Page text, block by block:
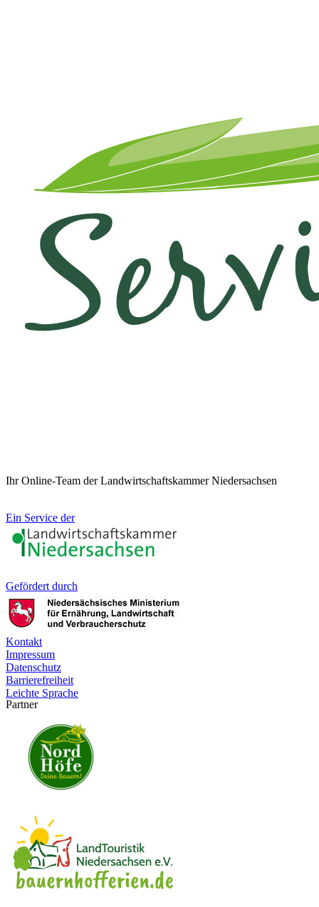
Ihr Online-Team der Landwirtschaftskammer Niedersachsen
Ein Service der
Gefördert durch
Kontakt
Impressum
Datenschutz
Barrierefreiheit
Leichte Sprache
Partner